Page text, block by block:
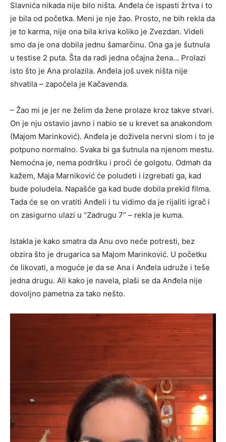
Slavnića nikada nije bilo ništa. Anđela će ispasti žrtva i to
je bila od početka. Meni je nje žao. Prosto, ne bih rekla da
je to karma, nije ona bila kriva koliko je Zvezdan. Videli
smo da je ona dobila jednu šamarčinu. Ona ga je šutnula
u testise 2 puta. Šta da radi jedna očajna žena… Prolazi
isto što je Ana prolazila. Anđela još uvek ništa nije
shvatila – započela je Kačavenda.
– Žao mi je jer ne želim da žene prolaze kroz takve stvari.
On je nju ostavio javno i nabio se u krevet sa anakondom
(Majom Marinković). Anđela je doživela nervni slom i to je
potpuno normalno. Svaka bi ga šutnula na njenom mestu.
Nemoćna je, nema podršku i proći će golgotu. Odmah da
kažem, Maja Marniković će poludeti i izgrebati ga, kad
bude poludela. Napašće ga kad bude dobila prekid filma.
Tada će se on vratiti Anđeli i tu vidimo da je rijaliti igrač i
on zasigurno ulazi u “Zadrugu 7” – rekla je kuma.
Istakla je kako smatra da Anu ovo neće potresti, bez
obzira što je drugarica sa Majom Marinković. U početku
će likovati, a moguće je da se Ana i Anđela udruže i teše
jedna drugu. Ali kako je navela, plaši se da Anđela nije
dovoljno pametna za tako nešto.